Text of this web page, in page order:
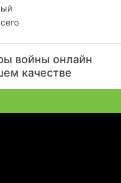
войны онлайн
качестве